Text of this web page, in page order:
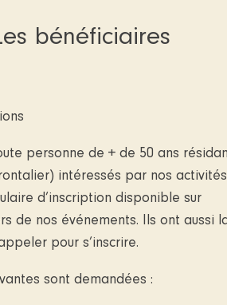
personne de + de 50 ans
intéressés par nos activités
d’inscription disponible sur
de nos événements. Ils ont aussi
pour s’inscrire.
sont demandées :